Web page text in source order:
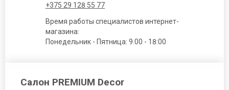
+375 29 128 55 77
Время работы специалистов интернет-
магазина:
Понедельник - Пятница: 9.00 - 18:00
Салон PREMIUM Decor